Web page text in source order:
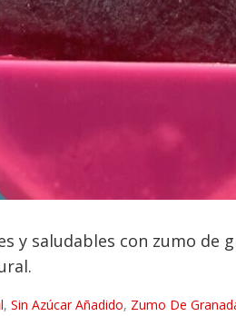
y saludables con zumo de
, Sin Azúcar Añadido, Zumo De